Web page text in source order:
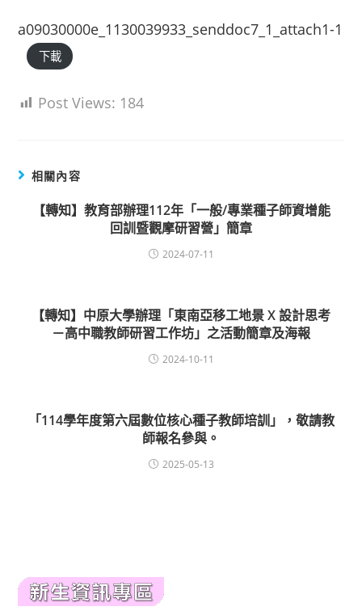
a09030000e_1130039933_senddoc7_1_attach1-1
下載
Post Views: 184
相關內容
【轉知】教育部辦理112年「一般/專業種子師資增能
回訓暨觀摩研習營」簡章
2024-07-11
【轉知】中原大學辦理「東南亞移工地景 X 設計思考
－高中職教師研習工作坊」之活動簡章及海報
2024-10-11
「114學年度第六屆數位核心種子教師培訓」，敬請教
師報名參與。
2025-05-13